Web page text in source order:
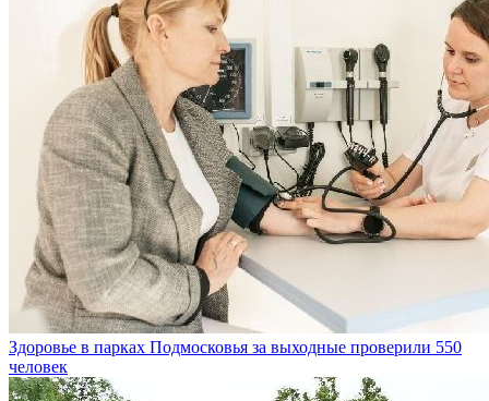
Здоровье в парках Подмосковья за выходные проверили 550
человек